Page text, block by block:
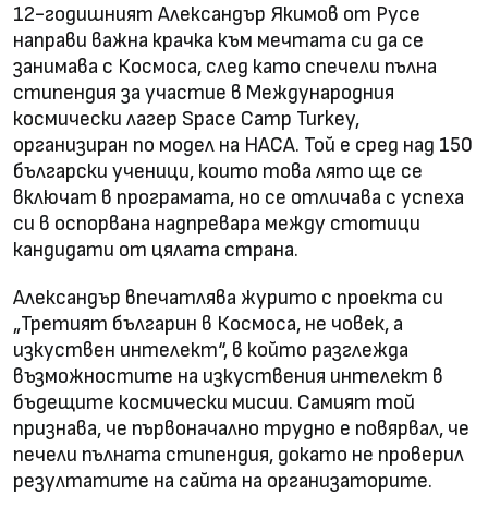
12-годишният Александър Якимов от Русе
направи важна крачка към мечтата си да се
занимава с Космоса, след като спечели пълна
стипендия за участие в Международния
космически лагер Space Camp Turkey,
организиран по модел на НАСА. Той е сред над 150
български ученици, които това лято ще се
включат в програмата, но се отличава с успеха
си в оспорвана надпревара между стотици
кандидати от цялата страна.
Александър впечатлява журито с проекта си
„Третият българин в Космоса, не човек, а
изкуствен интелект“, в който разглежда
възможностите на изкуствения интелект в
бъдещите космически мисии. Самият той
признава, че първоначално трудно е повярвал, че
печели пълната стипендия, докато не проверил
резултатите на сайта на организаторите.